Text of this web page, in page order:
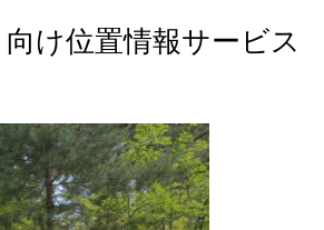
け位置情報サービス